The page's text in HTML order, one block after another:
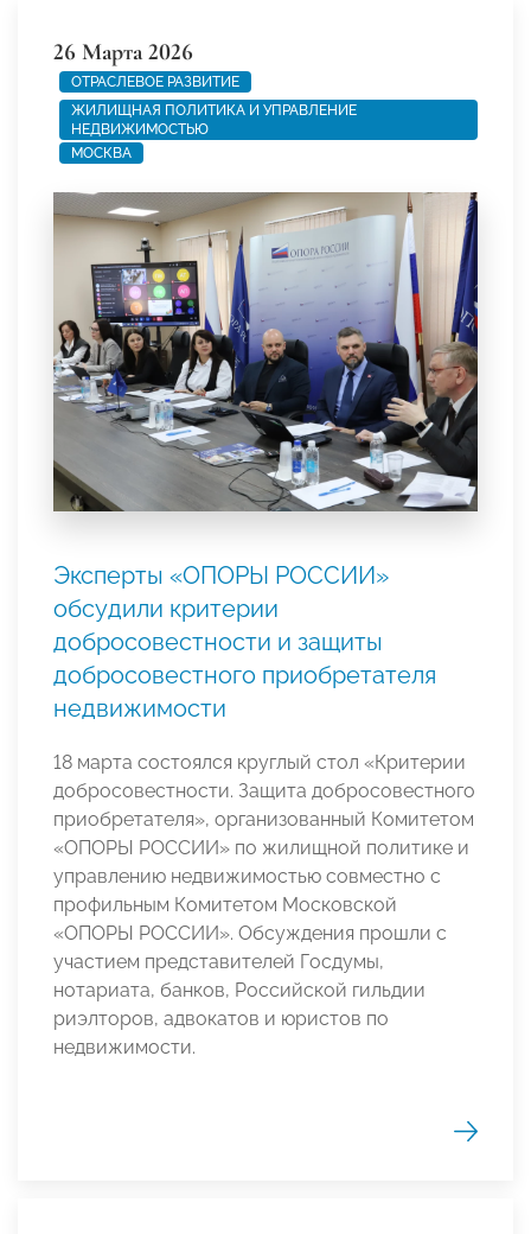
26 Марта 2026
ОТРАСЛЕВОЕ РАЗВИТИЕ
ЖИЛИЩНАЯ ПОЛИТИКА И УПРАВЛЕНИЕ
НЕДВИЖИМОСТЬЮ
МОСКВА
Эксперты «ОПОРЫ РОССИИ»
обсудили критерии
добросовестности и защиты
добросовестного приобретателя
недвижимости
18 марта состоялся круглый стол «Критерии
добросовестности. Защита добросовестного
приобретателя», организованный Комитетом
«ОПОРЫ РОССИИ» по жилищной политике и
управлению недвижимостью совместно с
профильным Комитетом Московской
«ОПОРЫ РОССИИ». Обсуждения прошли с
участием представителей Госдумы,
нотариата, банков, Российской гильдии
риэлторов, адвокатов и юристов по
недвижимости.